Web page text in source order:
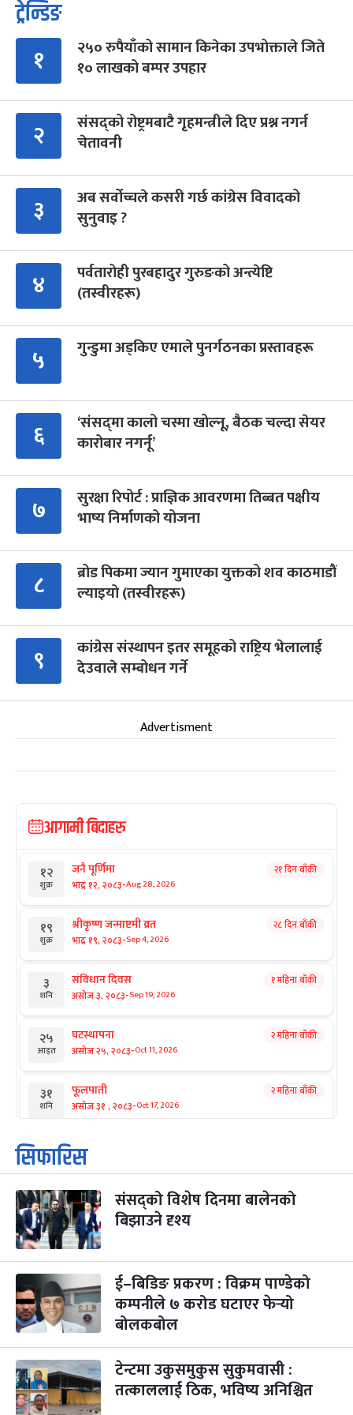
ट्रेन्डिङ
१
२५० रुपैयाँको सामान किनेका उपभोक्ताले जिते
१० लाखको बम्पर उपहार
२
संसद्को रोष्ट्रमबाटै गृहमन्त्रीले दिए प्रश्न नगर्न
चेतावनी
३
अब सर्वोच्चले कसरी गर्छ कांग्रेस विवादको
सुनुवाइ ?
४
पर्वतारोही पुरबहादुर गुरुङको अन्त्येष्टि
(तस्वीरहरू)
५ गुन्डुमा अड्किए एमाले पुनर्गठनका प्रस्तावहरू
६
‘संसद्‍मा कालो चस्मा खोल्नू, बैठक चल्दा सेयर
कारोबार नगर्नू’
७
सुरक्षा रिपोर्ट : प्राज्ञिक आवरणमा तिब्बत पक्षीय
भाष्य निर्माणको योजना
८
ब्रोड पिकमा ज्यान गुमाएका युक्तको शव काठमाडौं
ल्याइयो (तस्वीरहरू)
९
कांग्रेस संस्थापन इतर समूहको राष्ट्रिय भेलालाई
देउवाले सम्बोधन गर्ने
Advertisment
आगामी बिदाहरु
१२
शुक्र
जनै पूर्णिमा
भाद्र १२, २०८३-Aug 28, 2026
२१ दिन बाँकी
१९
शुक्र
श्रीकृष्ण जन्माष्टमी व्रत
भाद्र १९, २०८३-Sep 4, 2026
२८ दिन बाँकी
३
शनि
संविधान दिवस
असोज ३, २०८३-Sep 19, 2026
१ महिना बाँकी
२५
आइत
घटस्थापना
असोज २५, २०८३-Oct 11, 2026
२ महिना बाँकी
३१
शनि
फूलपाती
असोज ३१ , २०८३-Oct 17, 2026
२ महिना बाँकी
१
आइत
कार्तिक सङ्क्रान्ति
कार्तिक १, २०८३
३
मंगल
महानवमी
कार्तिक ३, २०८३-Oct 20, 2026
२ महिना बाँकी
४
बुध कार्तिक ४, २०८३ -Oct 21, 2026
५
बिहि
पापा‌ङ्कुशा एकादशी व्रत
कार्तिक ५, २०८३-Oct 22, 2026
२ महिना बाँकी
२२
आइत
कुकुर तिहार
कार्तिक २२, २०८३-Nov 8, 2026
३ महिना बाँकी
सिफारिस
संसद्को विशेष दिनमा बालेनको
बिझाउने दृश्य
ई–बिडिङ प्रकरण : विक्रम पाण्डेको
कम्पनीले ७ करोड घटाएर फेर्‍यो
बोलकबोल
टेन्टमा उकुसमुकुस सुकुमवासी :
तत्काललाई ठिक, भविष्य अनिश्चित